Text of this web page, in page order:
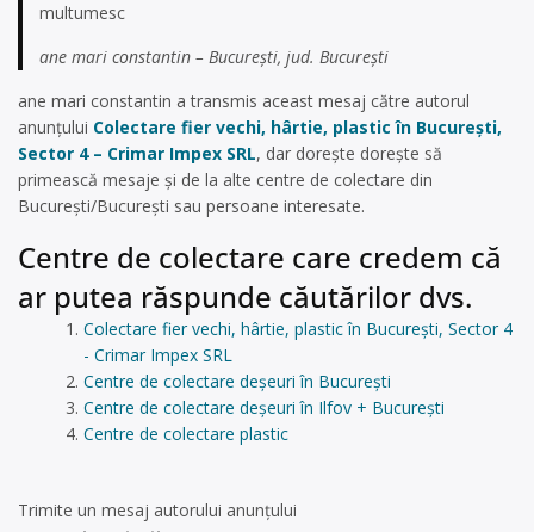
multumesc
ane mari constantin – București, jud. București
ane mari constantin a transmis aceast mesaj către autorul
anunțului Colectare fier vechi, hârtie, plastic în București,
Sector 4 – Crimar Impex SRL, dar dorește dorește să
primească mesaje și de la alte centre de colectare din
București/București sau persoane interesate.
Centre de colectare care credem că
ar putea răspunde căutărilor dvs.
Colectare fier vechi, hârtie, plastic în București, Sector 4
- Crimar Impex SRL
Centre de colectare deșeuri în București
Centre de colectare deșeuri în Ilfov + București
Centre de colectare plastic
Trimite un mesaj autorului anunţului